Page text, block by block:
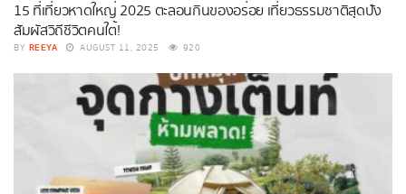
15 ที่เที่ยวหาดใหญ่ 2025 ตะลอนกินของอร่อย เที่ยวธรรมชาติสุดปัง
สัมผัสวิถีชีวิตคนใต้!
BY REEYA AUGUST 11, 2025 920